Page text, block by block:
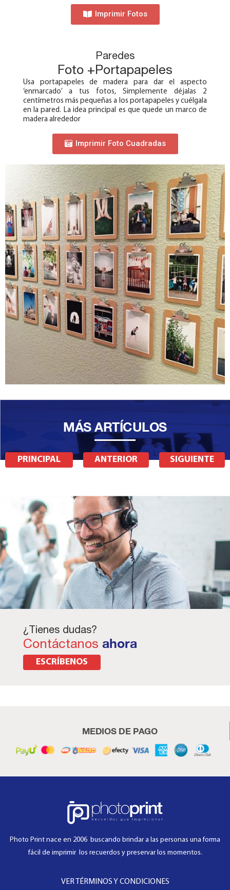
Imprimir Fotos
Paredes
Foto +Portapapeles
Usa portapapeles de madera para dar el aspecto
‘enmarcado’ a tus fotos, Simplemente déjalas 2
centímetros más pequeñas a los portapapeles y cuélgala
en la pared. La idea principal es que quede un marco de
madera alrededor
Imprimir Foto Cuadradas
MÁS ARTÍCULOS
PRINCIPAL ANTERIOR SIGUIENTE
¿Tienes dudas?
Contáctanos ahora
ESCRÍBENOS
MEDIOS DE PAGO
Photo Print nace en 2006 buscando brindar a las personas una forma
fácil de imprimir los recuerdos y preservar los momentos.
VER TÉRMINOS Y CONDICIONES